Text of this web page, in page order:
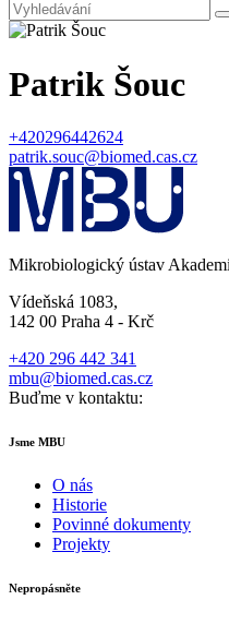
Patrik Šouc
+420296442624
patrik.souc@biomed.cas.cz
Mikrobiologický ústav
Vídeňská 1083,
142 00 Praha 4 - Krč
+420 296 442 341
mbu@biomed.cas.cz
Buďme v kontaktu:
Jsme MBU
O nás
Historie
Povinné dokumenty
Projekty
Nepropásněte